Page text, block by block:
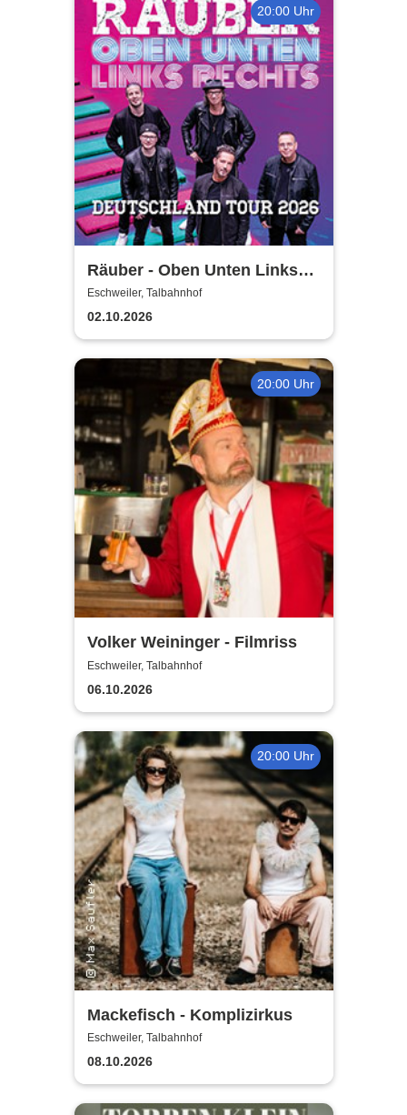
20:00 Uhr
Räuber - Oben Unten Links
Rechts
Eschweiler, Talbahnhof
02.10.2026
20:00 Uhr
Volker Weininger - Filmriss
Eschweiler, Talbahnhof
06.10.2026
20:00 Uhr
Mackefisch - Komplizirkus
Eschweiler, Talbahnhof
08.10.2026